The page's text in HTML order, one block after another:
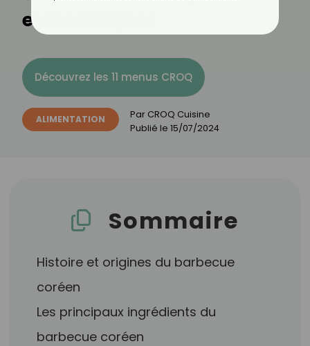
et techniques
Découvrez les 11 menus CROQ
ALIMENTATION Par CROQ Cuisine
Publié le 15/07/2024
Sommaire
Histoire et origines du barbecue
coréen
Les principaux ingrédients du
barbecue coréen